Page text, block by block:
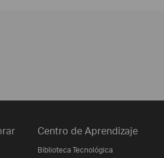
Centro de Aprendizaje
Biblioteca Tecnológica